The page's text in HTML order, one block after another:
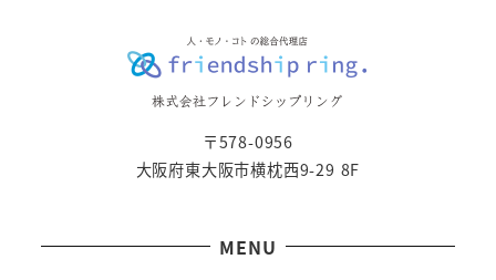
〒578-0956
大阪府東大阪市横枕西9-29 8F
MENU